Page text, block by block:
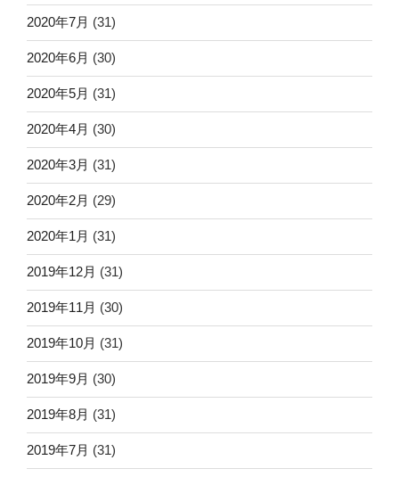
2020年7月 (31)
2020年6月 (30)
2020年5月 (31)
2020年4月 (30)
2020年3月 (31)
2020年2月 (29)
2020年1月 (31)
2019年12月 (31)
2019年11月 (30)
2019年10月 (31)
2019年9月 (30)
2019年8月 (31)
2019年7月 (31)